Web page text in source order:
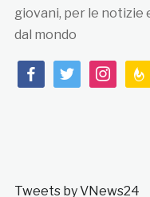
giovani, per le notizie
dal mondo
facebooktwitterinstagram
Tweets by VNews24